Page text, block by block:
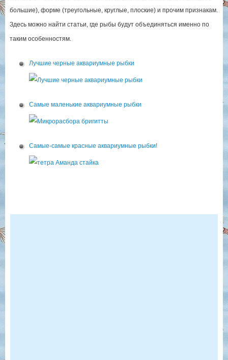
большие), форме (треугольные, круглые, плоские) и прочим признакам.
Здесь можно найти статьи, где рыбы будут объединяться именно по
таким особенностям.
Лучшие черные аквариумные рыбки
Самые маленькие аквариумные рыбки
Самые-самые красные аквариумные рыбки!